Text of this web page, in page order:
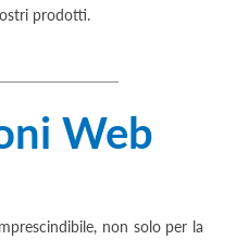
prodotti.
Web
non solo per la